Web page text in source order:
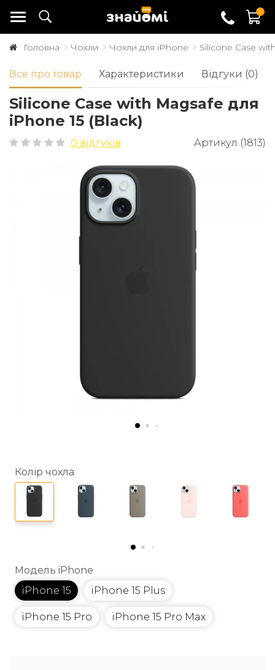
0
Головна Чохли Чохли для iPhone Silicone Case
Все про товар Характеристики Відгуки (0)
Silicone Case with Magsafe для
iPhone 15 (Black)
0 відгуків Артикул (1813)
Колір чохла
Модель iPhone
iPhone 15
iPhone 15 Plus
iPhone 15 Pro iPhone 15 Pro Max